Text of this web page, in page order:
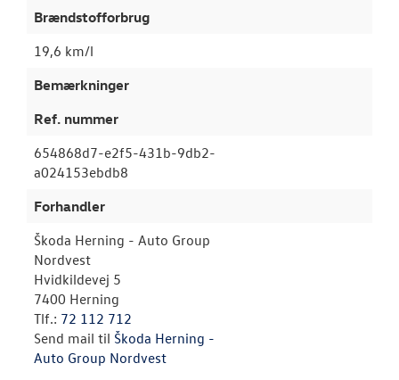
Brændstofforbrug
19,6 km/l
Bemærkninger
Ref. nummer
654868d7-e2f5-431b-9db2-
a024153ebdb8
Forhandler
Škoda Herning - Auto Group
Nordvest
Hvidkildevej 5
7400 Herning
Tlf.: 72 112 712
Send mail til Škoda Herning -
Auto Group Nordvest